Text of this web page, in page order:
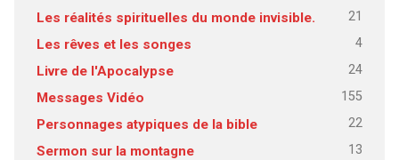
Les réalités spirituelles du monde invisible. 21
Les rêves et les songes 4
Livre de l'Apocalypse 24
Messages Vidéo 155
Personnages atypiques de la bible 22
Sermon sur la montagne 13